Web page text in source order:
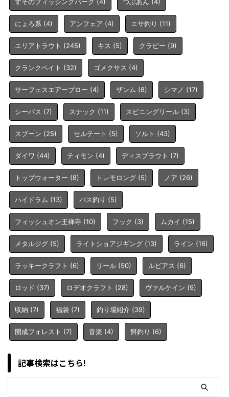
にょろ系 (4) アンフェア (4) エサ釣り (11)
エリアトラウト (245) キス (5) クラピー (9)
クランクベイト (32) ゴメクサス (4)
サーフェスエアーブロー (4) ザンム (8) シマノ (17)
シーバス (7) スナック (11) スピニングリール (3)
スプーン (25) セルテート (5) ソルト (43)
ダイワ (44) ティモン (4) ディスプラウト (7)
トップウォーター (8) トレモロング (5) ノア (26)
ハイドラム (13) バス釣り (5)
フィッシュオン王禅寺 (10) フック (3) ムカイ (15)
メタルジグ (5) ライトショアジギング (13) ライン (16)
ラッキークラフト (6) リール (50) ルビアス (6)
ロッド (37) ロデオクラフト (28) ヴァルケイン (9)
収納 (7) 福袋 (7) 釣り場紹介 (39)
開成フォレスト (7) 音楽 (4) 餌釣り (6)
記事検索はこちら!